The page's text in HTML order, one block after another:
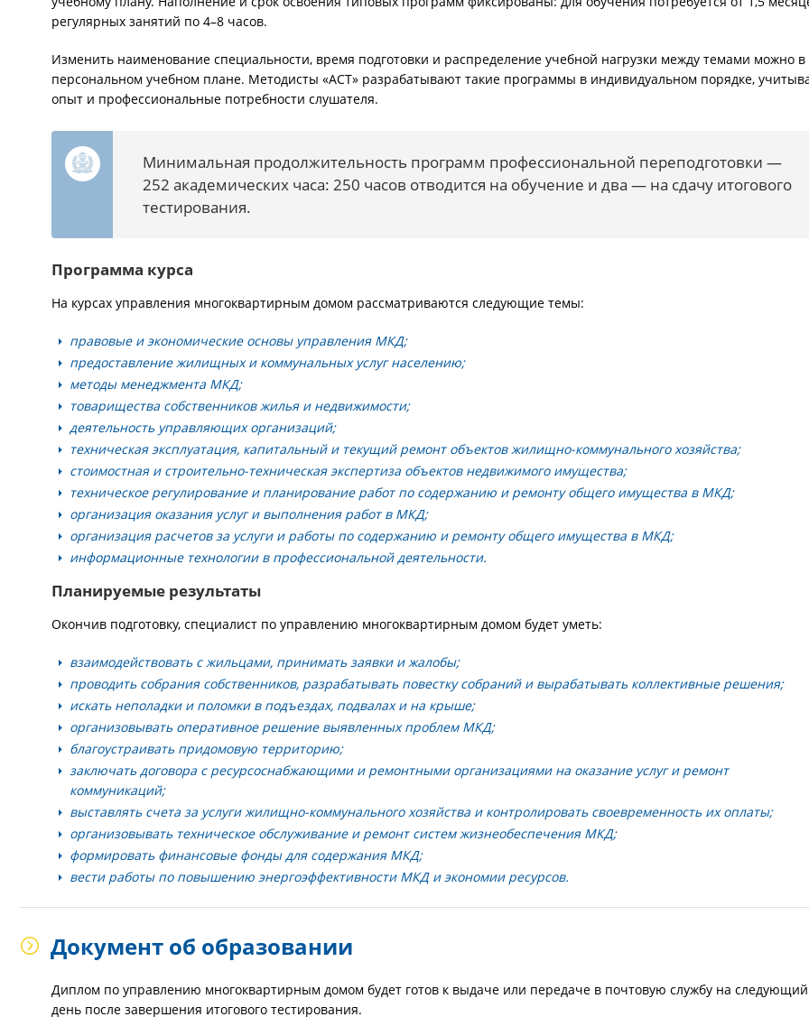
регулярных занятий по 4–8 часов.
Изменить наименование специальности, время подготовки и распределение учебной нагрузки между темами можно в
персональном учебном плане. Методисты «АСТ» разрабатывают такие программы в индивидуальном порядке,
опыт и профессиональные потребности слушателя.
Минимальная продолжительность программ профессиональной переподготовки —
252 академических часа: 250 часов отводится на обучение и два — на сдачу итогового
тестирования.
Программа курса
На курсах управления многоквартирным домом рассматриваются следующие темы:
правовые и экономические основы управления МКД;
предоставление жилищных и коммунальных услуг населению;
методы менеджмента МКД;
товарищества собственников жилья и недвижимости;
деятельность управляющих организаций;
техническая эксплуатация, капитальный и текущий ремонт объектов жилищно-коммунального хозяйства;
стоимостная и строительно-техническая экспертиза объектов недвижимого имущества;
техническое регулирование и планирование работ по содержанию и ремонту общего имущества в МКД;
организация оказания услуг и выполнения работ в МКД;
организация расчетов за услуги и работы по содержанию и ремонту общего имущества в МКД;
информационные технологии в профессиональной деятельности.
Планируемые результаты
Окончив подготовку, специалист по управлению многоквартирным домом будет уметь:
взаимодействовать с жильцами, принимать заявки и жалобы;
проводить собрания собственников, разрабатывать повестку собраний и вырабатывать коллективные решения;
искать неполадки и поломки в подъездах, подвалах и на крыше;
организовывать оперативное решение выявленных проблем МКД;
благоустраивать придомовую территорию;
заключать договора с ресурсоснабжающими и ремонтными организациями на оказание услуг и ремонт
коммуникаций;
выставлять счета за услуги жилищно-коммунального хозяйства и контролировать своевременность их оплаты;
организовывать техническое обслуживание и ремонт систем жизнеобеспечения МКД;
формировать финансовые фонды для содержания МКД;
вести работы по повышению энергоэффективности МКД и экономии ресурсов.
Документ об образовании
Диплом по управлению многоквартирным домом будет готов к выдаче или передаче в почтовую службу на следующий
день после завершения итогового тестирования.